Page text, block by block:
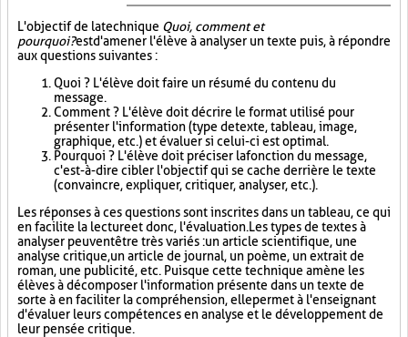
L'objectif de la technique Quoi, comment et
pourquoi?est d'amener l'élève à analyser un texte puis, à répondre
aux questions suivantes :
Quoi ? L'élève doit faire un résumé du contenu du
message.
Comment ? L'élève doit décrire le format utilisé pour
présenter l'information (type de texte, tableau, image,
graphique, etc.) et évaluer si celui-ci est optimal.
Pourquoi ? L'élève doit préciser la fonction du message,
c'est-à-dire cibler l'objectif qui se cache derrière le texte
(convaincre, expliquer, critiquer, analyser, etc.).
Les réponses à ces questions sont inscrites dans un tableau, ce qui
en facilite la lecture et donc, l'évaluation. Les types de textes à
analyser peuvent être très variés : un article scientifique, une
analyse critique, un article de journal, un poème, un extrait de
roman, une publicité, etc. Puisque cette technique amène les
élèves à décomposer l'information présente dans un texte de
sorte à en faciliter la compréhension, elle permet à l'enseignant
d'évaluer leurs compétences en analyse et le développement de
leur pensée critique.